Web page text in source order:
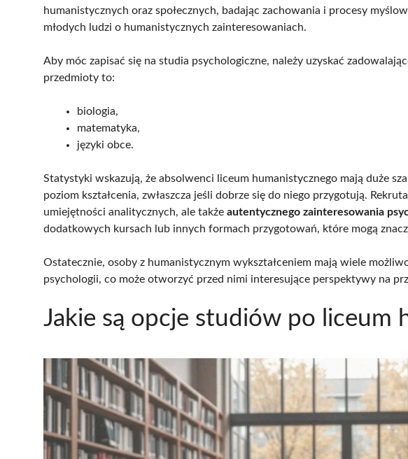
humanistycznych oraz społecznych, badając zachowania i procesy
młodych ludzi o humanistycznych zainteresowaniach.
Aby móc zapisać się na studia psychologiczne, należy uzyskać
przedmioty to:
biologia,
matematyka,
języki obce.
Statystyki wskazują, że absolwenci liceum humanistycznego mają duże
poziom kształcenia, zwłaszcza jeśli dobrze się do niego przygotują.
umiejętności analitycznych, ale także autentycznego zainteresowania
dodatkowych kursach lub innych formach przygotowań, które mogą
Ostatecznie, osoby z humanistycznym wykształceniem mają wiele
psychologii, co może otworzyć przed nimi interesujące perspektywy na
Jakie są opcje studiów po liceum